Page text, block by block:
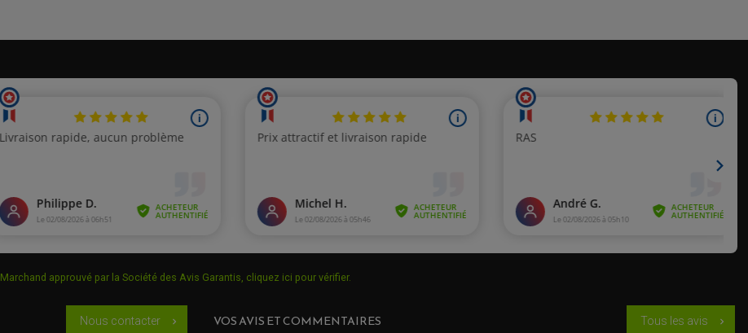
Marchand approuvé par la Société des Avis Garantis, cliquez ici pour vérifier.
Nous contacter chevron_right VOS AVIS ET COMMENTAIRES Tous les avis chevron_right